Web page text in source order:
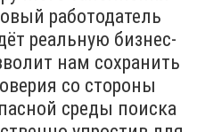
работодатель
реальную бизнес-
нам сохранить
со стороны
среды поиска